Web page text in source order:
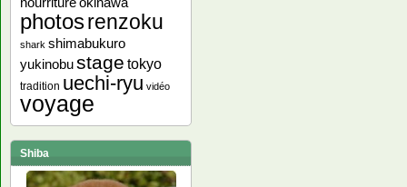
photosrenzoku
shark shimabukuro
yukinobustage tokyo
tradition uechi-ryu vidéo
voyage
Shiba